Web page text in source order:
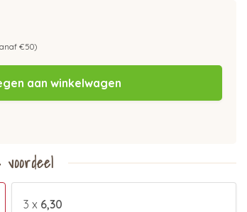
€50)
aan winkelwagen
voordeel
3 x 6,30